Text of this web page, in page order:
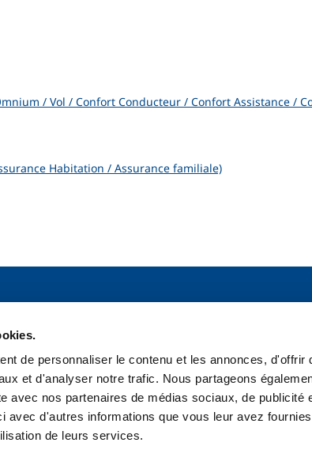
de personnaliser le contenu et les annonces, d'offrir
et d'analyser notre trafic. Nous partageons
avec nos partenaires de médias sociaux, de publicité
avec d'autres informations que vous leur avez
de leurs services.
/ Vol / Confort Conducteur / Confort Assistance /
Habitation / Assurance familiale)
civile
Déclarer un sinistre
Gérer mes contrats
FAQ